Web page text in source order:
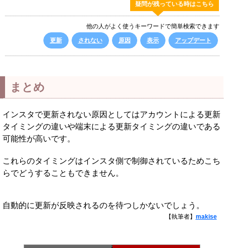
疑問が残っている時はこちら
他の人がよく使うキーワードで簡単検索できます
更新
されない 原因 表示 アップデート
まとめ
インスタで更新されない原因としてはアカウントによる更新
タイミングの違いや端末による更新タイミングの違いである
可能性が高いです。
これらのタイミングはインスタ側で制御されているためこち
らでどうすることもできません。
自動的に更新が反映されるのを待つしかないでしょう。
【執筆者】 makise